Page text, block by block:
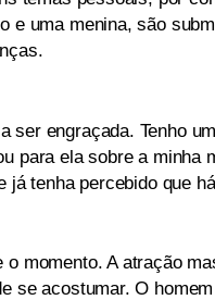
e uma menina, são
ser engraçada. Tenho
para ela sobre a minha
já tenha percebido que
momento. A atração
se acostumar. O